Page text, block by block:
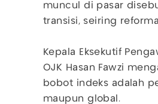
muncul di pasar
transisi, seiring
Kepala Eksekutif
OJK Hasan Fawzi
bobot indeks adalah
maupun global.